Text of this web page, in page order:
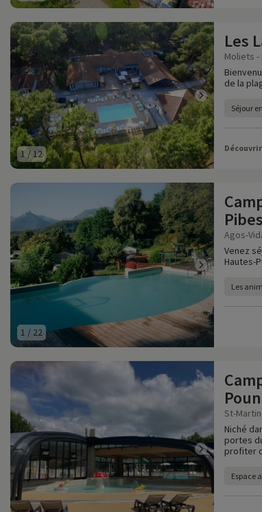
1 /12
Les
Moliets -
de la
Séjour
1 / 22
Agos-
Venez
Hautes-
Les
Poun
St-
Niché
portes
profiter
Espace